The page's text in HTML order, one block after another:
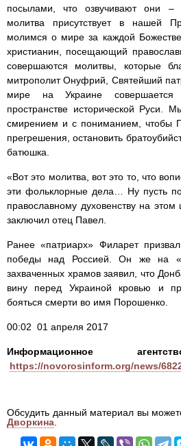
посылами, что озвучивают они –
молитва присутствует в нашей
молимся о мире за каждой
христианин, посещающий
совершаются молитвы, которые
митрополит Онуфрий, Святейший
мире на Украине
пространстве исторической Руси.
смирением и с пониманием, чтобы
прегрешения, остановить
батюшка.
«Вот это молитва, вот это то, что
эти фольклорные дела… Ну пусть
православному духовенству на
заключил отец Павел.
Ранее «патриарх» Филарет
победы над Россией. Он же на
захваченных храмов заявил, что
вину перед Украиной кровью и
бояться смерти во имя Порошенко.
00:02 01 апреля 2017
Информационное
https://novorosinform.org/news/
Обсудить данный материал вы
Дворкина